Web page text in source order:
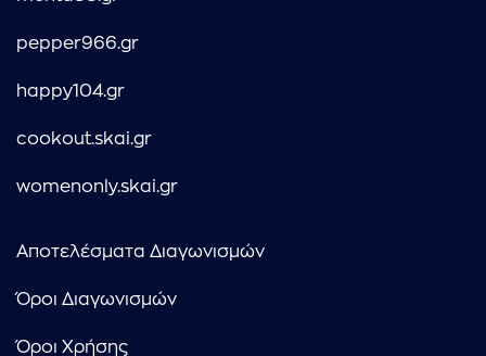
pepper966.gr
happy104.gr
cookout.skai.gr
womenonly.skai.gr
Αποτελέσματα Διαγωνισμών
Όροι Διαγωνισμών
Όροι Χρήσης